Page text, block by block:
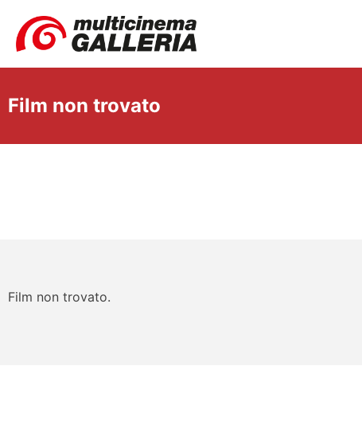
Film non trovato
Film non trovato.